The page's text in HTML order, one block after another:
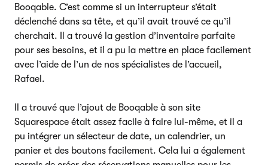
Booqable. C’est comme si un interrupteur s’était
déclenché dans sa tête, et qu’il avait trouvé ce qu’il
cherchait. Il a trouvé la gestion d’inventaire parfaite
pour ses besoins, et il a pu la mettre en place facilement
avec l’aide de l’un de nos spécialistes de l’accueil,
Rafael.
Il a trouvé que l’ajout de Booqable à son site
Squarespace était assez facile à faire lui-même, et il a
pu intégrer un sélecteur de date, un calendrier, un
panier et des boutons facilement. Cela lui a également